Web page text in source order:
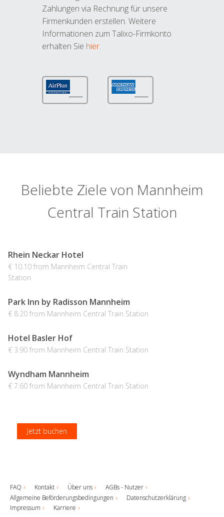
Zahlungen via Rechnung für unsere
Firmenkunden erstellen. Weitere
Informationen zum Talixo-Firmkonto
erhalten Sie hier.
Beliebte Ziele von Mannheim
Central Train Station
Rhein Neckar Hotel
€ 10.10 from Mannheim Central Train
Station
Jetzt buchen
Park Inn by Radisson Mannheim
€ 8.20 from Mannheim Central Train Station
Jetzt buchen
Hotel Basler Hof
€ 3.90 from Mannheim Central Train Station
Jetzt buchen
Wyndham Mannheim
€ 7.60 from Mannheim Central Train Station
Jetzt buchen
FAQ Kontakt Über uns
AGBs - Nutzer
Allgemeine Beförderungsbedingungen
Datenschutzerklärung
Impressum
Karriere